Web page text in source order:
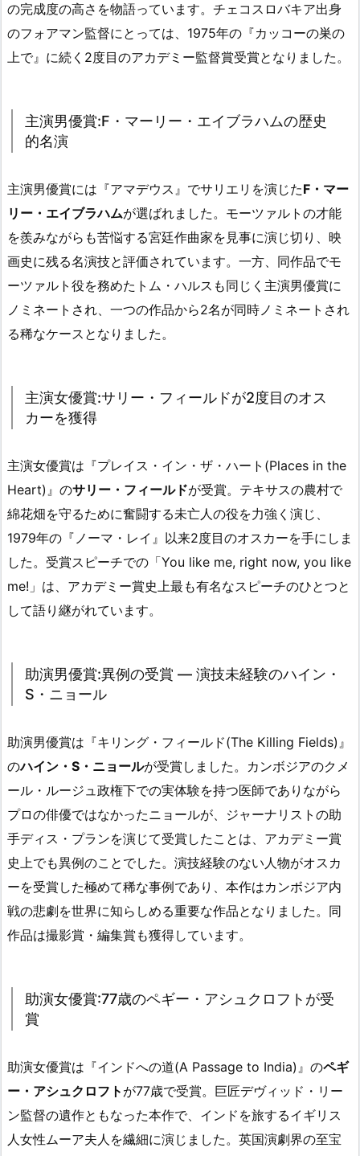
の完成度の高さを物語っています。チェコスロバキア出身
のフォアマン監督にとっては、1975年の『カッコーの巣の
上で』に続く2度目のアカデミー監督賞受賞となりました。
主演男優賞:F・マーリー・エイブラハムの歴史
的名演
主演男優賞には『アマデウス』でサリエリを演じたF・マー
リー・エイブラハムが選ばれました。モーツァルトの才能
を羨みながらも苦悩する宮廷作曲家を見事に演じ切り、映
画史に残る名演技と評価されています。一方、同作品でモ
ーツァルト役を務めたトム・ハルスも同じく主演男優賞に
ノミネートされ、一つの作品から2名が同時ノミネートされ
る稀なケースとなりました。
主演女優賞:サリー・フィールドが2度目のオス
カーを獲得
主演女優賞は『プレイス・イン・ザ・ハート(Places in the
Heart)』のサリー・フィールドが受賞。テキサスの農村で
綿花畑を守るために奮闘する未亡人の役を力強く演じ、
1979年の『ノーマ・レイ』以来2度目のオスカーを手にしま
した。受賞スピーチでの「You like me, right now, you like
me!」は、アカデミー賞史上最も有名なスピーチのひとつと
して語り継がれています。
助演男優賞:異例の受賞 ― 演技未経験のハイン・
S・ニョール
助演男優賞は『キリング・フィールド(The Killing Fields)』
のハイン・S・ニョールが受賞しました。カンボジアのクメ
ール・ルージュ政権下での実体験を持つ医師でありながら
プロの俳優ではなかったニョールが、ジャーナリストの助
手ディス・プランを演じて受賞したことは、アカデミー賞
史上でも異例のことでした。演技経験のない人物がオスカ
ーを受賞した極めて稀な事例であり、本作はカンボジア内
戦の悲劇を世界に知らしめる重要な作品となりました。同
作品は撮影賞・編集賞も獲得しています。
助演女優賞:77歳のペギー・アシュクロフトが受
賞
助演女優賞は『インドへの道(A Passage to India)』のペギ
ー・アシュクロフト が77歳で受賞。巨匠デヴィッド・リー
ン監督の遺作ともなった本作で、インドを旅するイギリス
人女性ムーア夫人を繊細に演じました。英国演劇界の至宝